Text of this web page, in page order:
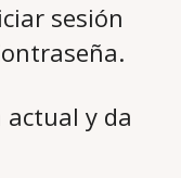
sesión
y da